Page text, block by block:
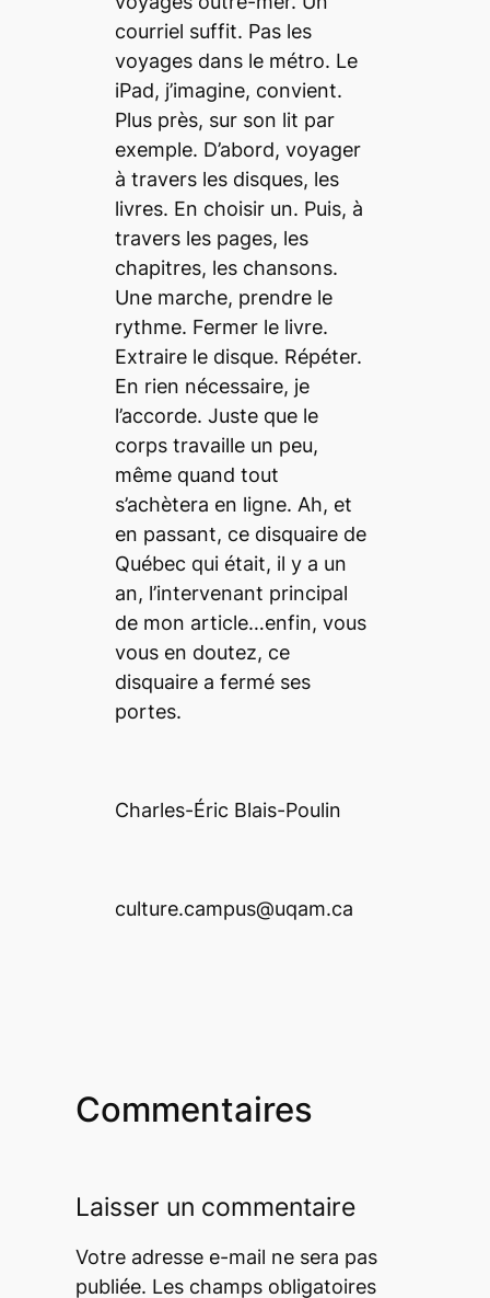
courriel suffit. Pas les
voyages dans le métro. Le
iPad, j’imagine, convient.
Plus près, sur son lit par
exemple. D’abord, voyager
à travers les disques, les
livres. En choisir un. Puis, à
travers les pages, les
chapitres, les chansons.
Une marche, prendre le
rythme. Fermer le livre.
Extraire le disque. Répéter.
En rien nécessaire, je
l’accorde. Juste que le
corps travaille un peu,
même quand tout
s’achètera en ligne. Ah, et
en passant, ce disquaire de
Québec qui était, il y a un
an, l’intervenant principal
de mon article…enfin, vous
vous en doutez, ce
disquaire a fermé ses
portes.
Charles-Éric Blais-Poulin
culture.campus@uqam.ca
Commentaires
Laisser un commentaire
Votre adresse e-mail ne sera pas
publiée. Les champs obligatoires